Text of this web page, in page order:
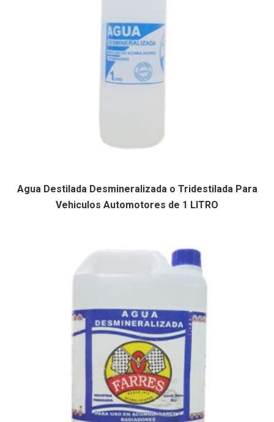
Agua Destilada Desmineralizada o Tridestilada Para
Vehiculos Automotores de 1 LITRO